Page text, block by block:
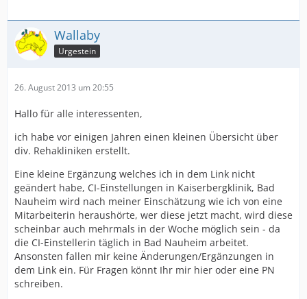
Wallaby
Urgestein
26. August 2013 um 20:55
Hallo für alle interessenten,
ich habe vor einigen Jahren einen kleinen Übersicht über
div. Rehakliniken erstellt.
Eine kleine Ergänzung welches ich in dem Link nicht
geändert habe, CI-Einstellungen in Kaiserbergklinik, Bad
Nauheim wird nach meiner Einschätzung wie ich von eine
Mitarbeiterin heraushörte, wer diese jetzt macht, wird diese
scheinbar auch mehrmals in der Woche möglich sein - da
die CI-Einstellerin täglich in Bad Nauheim arbeitet.
Ansonsten fallen mir keine Änderungen/Ergänzungen in
dem Link ein. Für Fragen könnt Ihr mir hier oder eine PN
schreiben.